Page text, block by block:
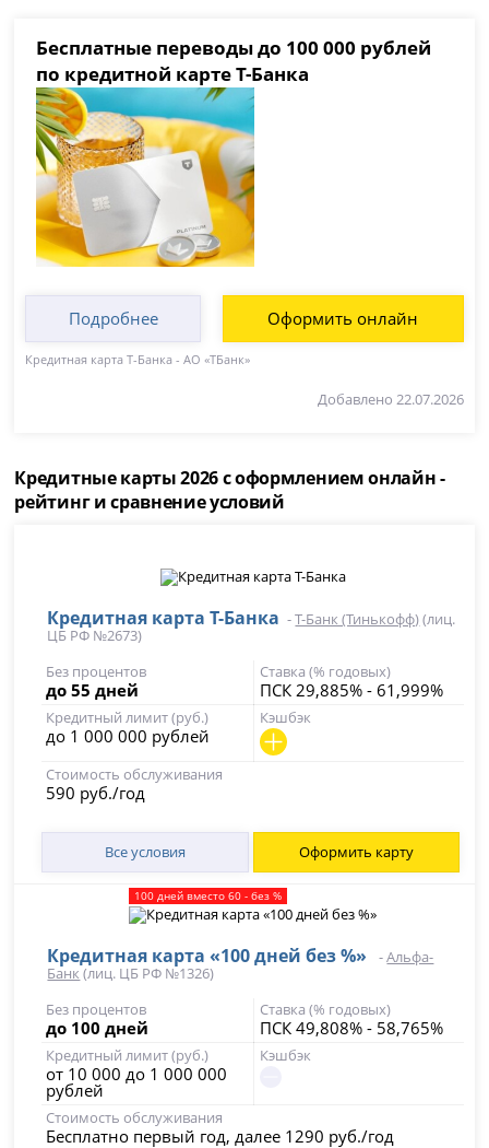
Бесплатные переводы до 100 000 рублей
по кредитной карте Т-Банка
Подробнее Оформить онлайн
Кредитная карта Т-Банка - АО «ТБанк»
Добавлено 22.07.2026
Кредитные карты 2026 с оформлением онлайн -
рейтинг и сравнение условий
Кредитная карта Т-Банка -Т-Банк (Тинькофф)(лиц.
ЦБ РФ №2673)
Без процентов
до 55 дней
Ставка (% годовых)
ПСК 29,885% - 61,999%
Кредитный лимит (руб.)
до 1 000 000 рублей
Кэшбэк
Стоимость обслуживания
590 руб./год
Все условия Оформить карту
100 дней вместо 60 - без %
Кредитная карта «100 дней без %» -Альфа-
Банк (лиц. ЦБ РФ №1326)
Без процентов
до 100 дней
Ставка (% годовых)
ПСК 49,808% - 58,765%
Кредитный лимит (руб.)
от 10 000 до 1 000 000
рублей
Кэшбэк
Стоимость обслуживания
Бесплатно первый год, далее 1290 руб./год